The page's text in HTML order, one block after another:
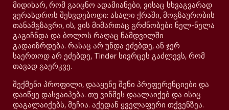
მიდიხარ, რომ გაიცნო ადამიანები, ვისაც სხვაგვარად
ვერასდროს შეხვდებოდი: ახალი ქრაში, მოგზაურობის
თანამგზავრი, ის, ვის მიმართაც გრძნობები ნელ-ნელა
გაგიჩნდა და ბოლოს რაღაც ნამდვილში
გადაიზრდება. რასაც არ უნდა ეძებდე, ან ჯერ
საერთოდ არ ეძებდე, Tinder სივრცეს გაძლევს, რომ
თავად გაერკვე.
შექმენი პროფილი, დააყენე შენი პრეფერენციები და
დაიწყე დასვაიპება. თუ ვინმეს დაალაიქებ და ისიც
დაგალაიქებს, მეჩია. აქედან ყველაფერი თქვენზეა.